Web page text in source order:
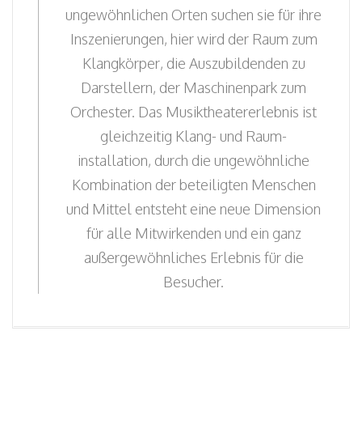
ungewöhnlichen Orten suchen sie für ihre
Inszenierungen, hier wird der Raum zum
Klangkörper, die Auszubildenden zu
Darstellern, der Maschinenpark zum
Orchester. Das Musiktheatererlebnis ist
gleichzeitig Klang- und Raum-
installation, durch die ungewöhnliche
Kombination der beteiligten Menschen
und Mittel entsteht eine neue Dimension
für alle Mitwirkenden und ein ganz
außergewöhnliches Erlebnis für die
Besucher.